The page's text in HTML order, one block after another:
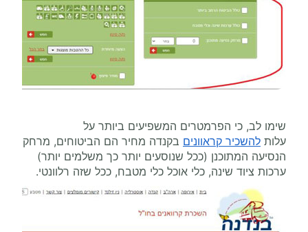
שימו לב, כי הפרמטרים המשפיעים ביותר על
עלות להשכיר קראוונים בקנדה מחיר הם הביטוחים, מרחק
הנסיעה המתוכנן (ככל שנוסעים יותר כך משלמים יותר)
ערכות ציוד שינה, כלי אוכל כלי מטבח, ככל שזה רלוונטי.